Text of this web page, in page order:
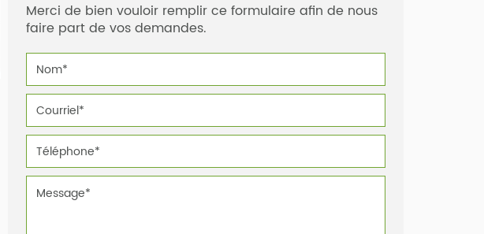
Merci de bien vouloir remplir ce formulaire afin de nous
faire part de vos demandes.